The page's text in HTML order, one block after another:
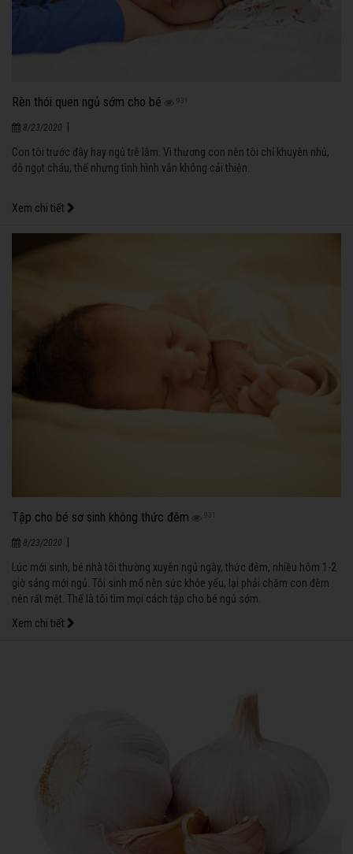
Rèn thói quen ngủ sớm cho bé 931
8/23/2020
Con tôi trước đây hay ngủ trễ lắm. Vì thương con nên tôi chỉ khuyên nhủ,
dỗ ngọt cháu, thế nhưng tình hình vẫn không cải thiện.
Xem chi tiết
Tập cho bé sơ sinh không thức đêm 931
8/23/2020
Lúc mới sinh, bé nhà tôi thường xuyên ngủ ngày, thức đêm, nhiều hôm 1-2
giờ sáng mới ngủ. Tôi sinh mổ nên sức khỏe yếu, lại phải chăm con đêm
nên rất mệt. Thế là tôi tìm mọi cách tập cho bé ngủ sớm.
Xem chi tiết